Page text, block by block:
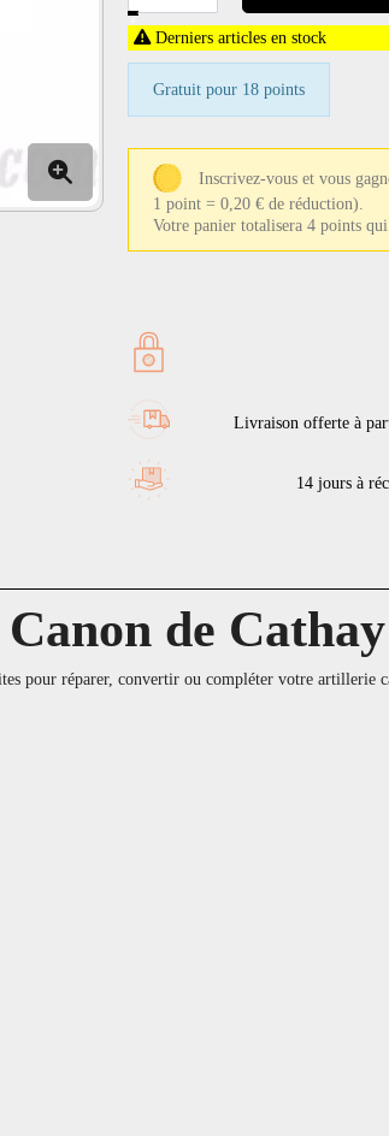
+
−
Derniers articles en stock
Gratuit pour 18 points
Inscrivez-vous et vous
1 point = 0,20 € de réduction).
Votre panier totalisera 4 points
Livraison offerte à
14 jours à
de Cathay
pour réparer, convertir ou compléter votre artillerie